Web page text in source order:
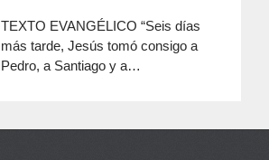
TEXTO EVANGÉLICO “Seis días
más tarde, Jesús tomó consigo a
Pedro, a Santiago y a…